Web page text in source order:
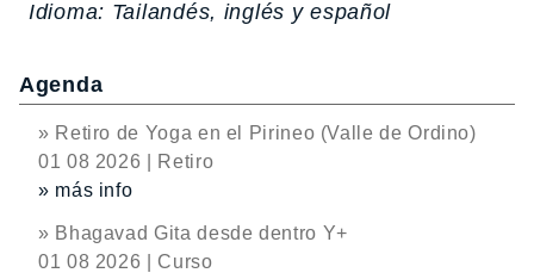
Idioma: Tailandés, inglés y español
Agenda
» Retiro de Yoga en el Pirineo (Valle de Ordino)
01 08 2026 | Retiro
» más info
» Bhagavad Gita desde dentro Y+
01 08 2026 | Curso